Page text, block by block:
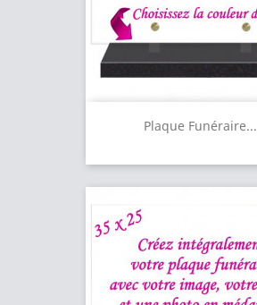
Plaque Funéraire...